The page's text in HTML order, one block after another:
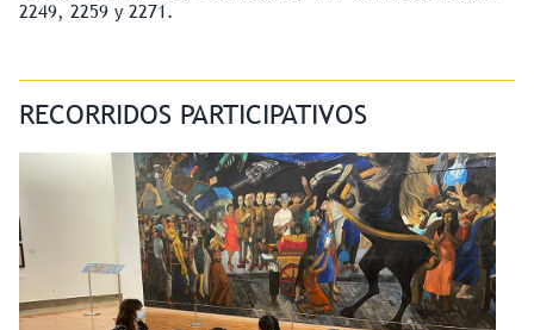
2249, 2259 y 2271.
RECORRIDOS PARTICIPATIVOS